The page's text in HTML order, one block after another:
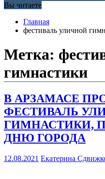
Вы читаете
Главная
фестиваль уличной
Метка:
гимнастики
В АРЗАМАСЕ
ФЕСТИВАЛЬ
ГИМНАСТИКИ,
ДНЮ ГОРОДА
12.08.2021 Екатерина